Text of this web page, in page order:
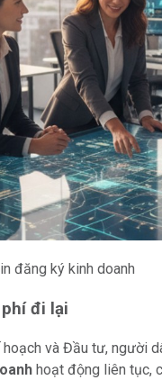
đăng ký kinh doanh
đi lại
và Đầu tư, người
hoạt động liên tục,